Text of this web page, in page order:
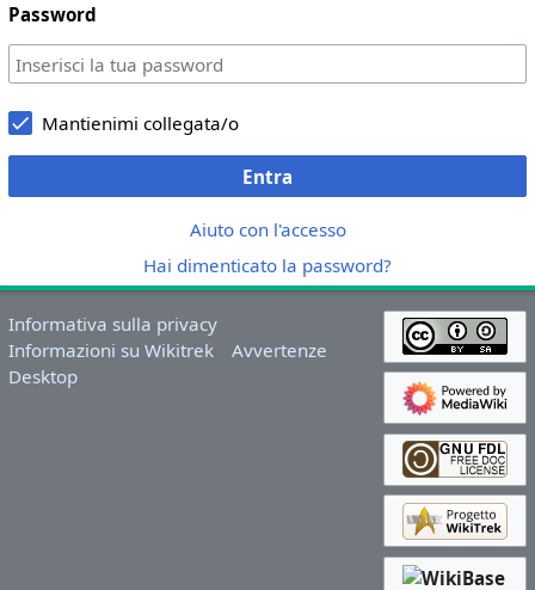
Password
Mantienimi collegata/o
Entra
Aiuto con l'accesso
Hai dimenticato la password?
Informativa sulla privacy
Informazioni su Wikitrek
Avvertenze
Desktop